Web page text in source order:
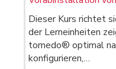
Dieser Kurs richtet
der Lerneinheiten
tomedo® optimal
konfigurieren,…